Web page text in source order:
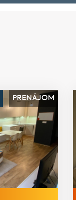
PRENÁJOM